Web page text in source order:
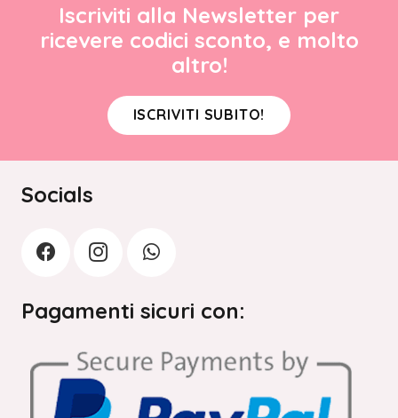
Iscriviti alla Newsletter per
ricevere codici sconto, e molto
altro!
ISCRIVITI SUBITO!
Socials
Pagamenti sicuri con: